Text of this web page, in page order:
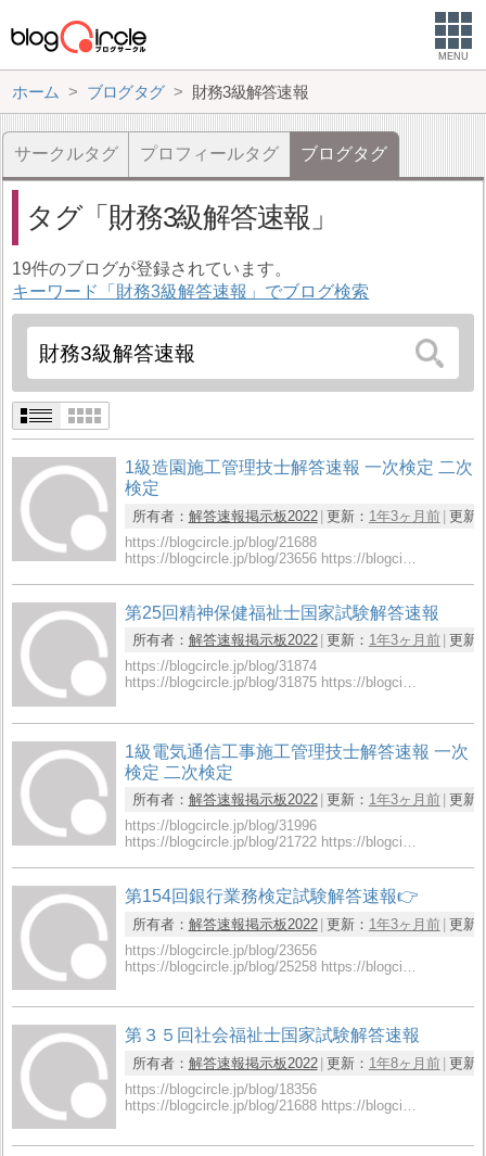
MENU
ホーム ブログタグ 財務3級解答速報
サークルタグ プロフィールタグ ブログタグ
タグ 財務3級解答速報
19件のブログが登録されています。
キーワード「財務3級解答速報」でブログ検索
1級造園施工管理技士解答速報 一次検定 二次
検定
所有者： 解答速報掲示板2022 更新： 1年3ヶ月前 更新
https://blogcircle.jp/blog/21688
https://blogcircle.jp/blog/23656 https://blogci…
第25回精神保健福祉士国家試験解答速報
所有者： 解答速報掲示板2022 更新： 1年3ヶ月前 更新
https://blogcircle.jp/blog/31874
https://blogcircle.jp/blog/31875 https://blogci…
1級電気通信工事施工管理技士解答速報 一次
検定 二次検定
所有者： 解答速報掲示板2022 更新： 1年3ヶ月前 更新
https://blogcircle.jp/blog/31996
https://blogcircle.jp/blog/21722 https://blogci…
第154回銀行業務検定試験解答速報👉
所有者： 解答速報掲示板2022 更新： 1年3ヶ月前 更新
https://blogcircle.jp/blog/23656
https://blogcircle.jp/blog/25258 https://blogci…
第３５回社会福祉士国家試験解答速報
所有者： 解答速報掲示板2022 更新： 1年8ヶ月前 更新
https://blogcircle.jp/blog/18356
https://blogcircle.jp/blog/21688 https://blogci…